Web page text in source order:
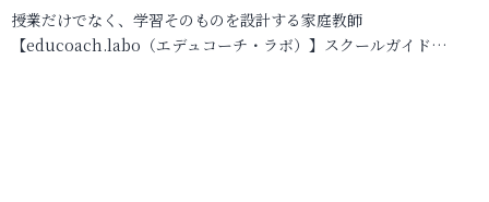
授業だけでなく、学習そのものを設計する家庭教師
【educoach.labo（エデュコーチ・ラボ）】スクールガイド…